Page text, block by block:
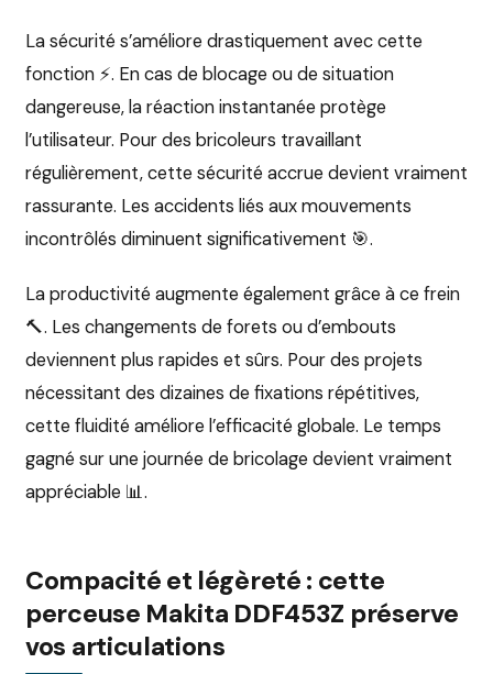
La sécurité s’améliore drastiquement avec cette
fonction ⚡. En cas de blocage ou de situation
dangereuse, la réaction instantanée protège
l’utilisateur. Pour des bricoleurs travaillant
régulièrement, cette sécurité accrue devient vraiment
rassurante. Les accidents liés aux mouvements
incontrôlés diminuent significativement 🎯.
La productivité augmente également grâce à ce frein
🔨. Les changements de forets ou d’embouts
deviennent plus rapides et sûrs. Pour des projets
nécessitant des dizaines de fixations répétitives,
cette fluidité améliore l’efficacité globale. Le temps
gagné sur une journée de bricolage devient vraiment
appréciable 📊.
Compacité et légèreté : cette
perceuse Makita DDF453Z préserve
vos articulations